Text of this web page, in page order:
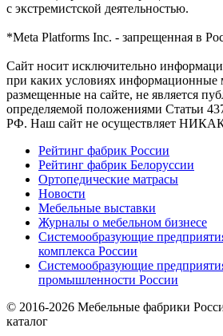
с экстремистской деятельностью.
*Meta Platforms Inc. - запрещенная в
Cайт носит исключительно
при каких условиях информационные
размещенные на сайте, не является
определяемой положениями Статьи
РФ. Наш сайт не осуществляет
Рейтинг фабрик России
Рейтинг фабрик Белоруссии
Ортопедические матрасы
Новости
Мебельные выставки
Журналы о мебельном бизнесе
Системообразующие
комплекса России
Системообразующие
промышленности России
© 2016-2026 Мебельные фабрики
каталог